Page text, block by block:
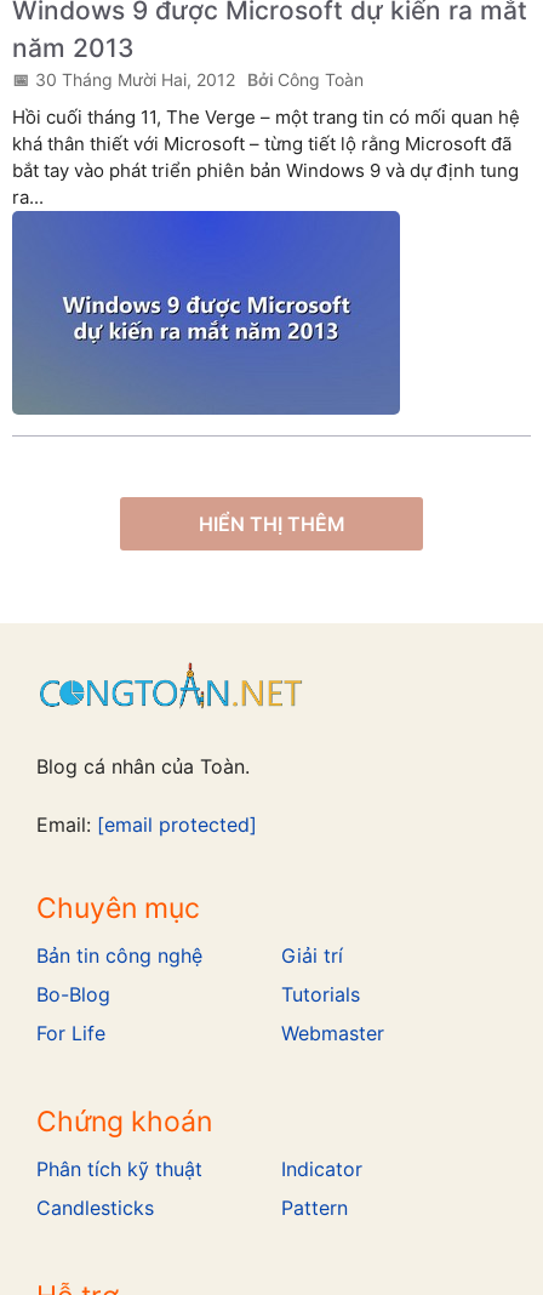
Windows 9 được Microsoft dự kiến ra mắt
năm 2013
30 Tháng Mười Hai, 2012 Công Toàn
Hồi cuối tháng 11, The Verge – một trang tin có mối quan hệ
khá thân thiết với Microsoft – từng tiết lộ rằng Microsoft đã
bắt tay vào phát triển phiên bản Windows 9 và dự định tung
ra...
HIỂN THỊ THÊM
Blog cá nhân của Toàn.
Email: [email protected]
Chuyên mục
Bản tin công nghệ
Bo-Blog
For Life
Giải trí
Tutorials
Webmaster
Chứng khoán
Phân tích kỹ thuật
Candlesticks
Indicator
Pattern